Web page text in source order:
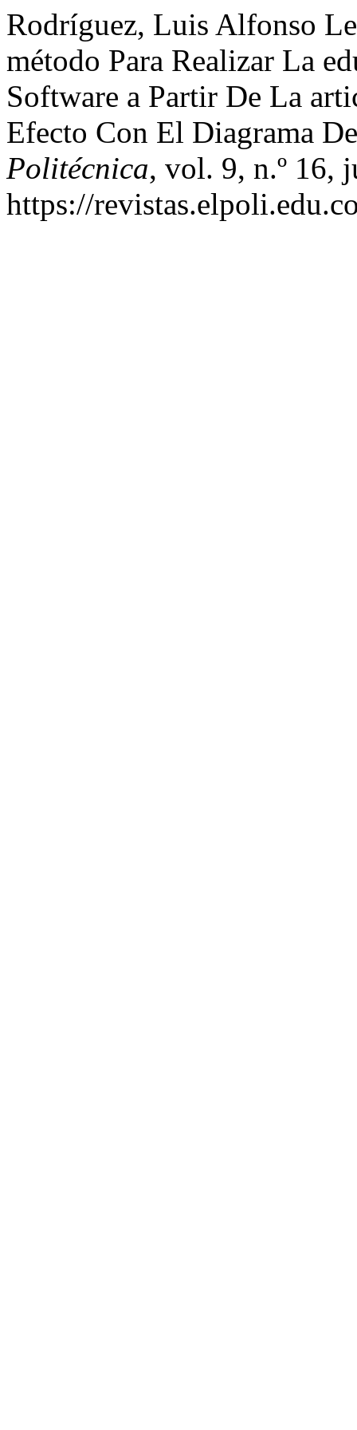
Rodríguez, Luis Alfonso
método Para Realizar La
Software a Partir De La
Efecto Con El Diagrama
Politécnica, vol. 9, n.º 16,
https://